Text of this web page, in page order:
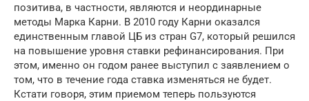
позитива, в частности, являются и неординарные
методы Марка Карни. В 2010 году Карни оказался
единственным главой ЦБ из стран G7, который решился
на повышение уровня ставки рефинансирования. При
этом, именно он годом ранее выступил с заявлением о
том, что в течение года ставка изменяться не будет.
Кстати говоря, этим приемом теперь пользуются